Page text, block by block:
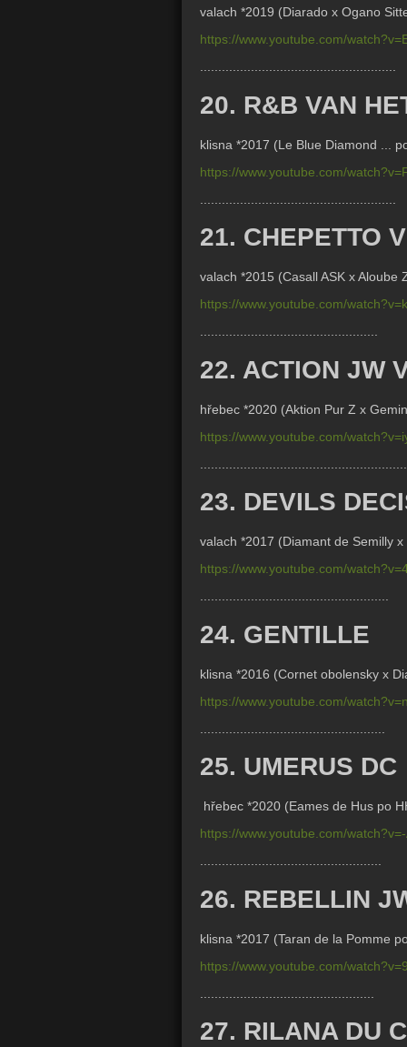
valach *2019 (Diarado x Ogano
https://www.youtube.com/
20. R&B VAN
klisna *2017 (Le Blue Diamond ...
https://www.youtube.com/
21. CHEPETTO
valach *2015 (Casall ASK x Aloube
https://www.youtube.com/
22. ACTION JW
hřebec *2020 (Aktion Pur Z x
https://www.youtube.com/
23. DEVILS
valach *2017 (Diamant de Semilly
https://www.youtube.com/
24. GENTILLE
klisna *2016 (Cornet obolensky x
https://www.youtube.com/
25. UMERUS DC
hřebec *2020 (Eames de Hus po
https://www.youtube.com/
26. REBELLIN
klisna *2017 (Taran de la Pomme
https://www.youtube.com/
27. RILANA DU